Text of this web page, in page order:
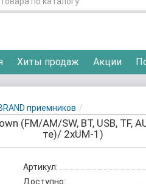
Хиты продаж Акции
приемников
(FM/AM/SW, BT, USB, TF,
те)/ 2хUM-1)
Артикул:
Доступно: